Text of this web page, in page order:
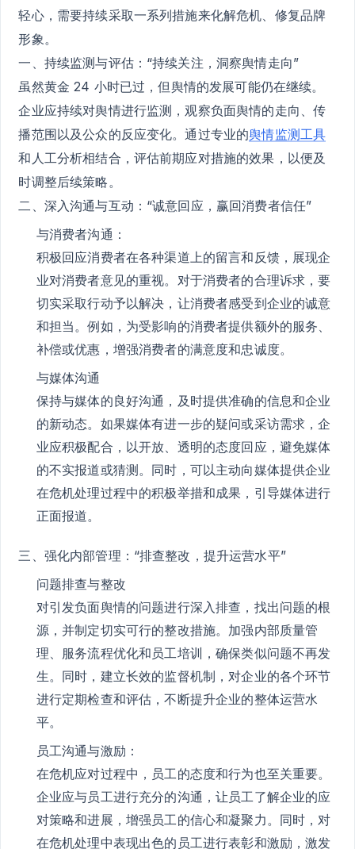
轻心，需要持续采取一系列措施来化解危机、修复品牌
形象。
一、持续监测与评估：“持续关注，洞察舆情走向”
虽然黄金 24 小时已过，但舆情的发展可能仍在继续。
企业应持续对舆情进行监测，观察负面舆情的走向、传
播范围以及公众的反应变化。通过专业的舆情监测工具
和人工分析相结合，评估前期应对措施的效果，以便及
时调整后续策略。
二、深入沟通与互动：“诚意回应，赢回消费者信任”
与消费者沟通：
积极回应消费者在各种渠道上的留言和反馈，展现企
业对消费者意见的重视。对于消费者的合理诉求，要
切实采取行动予以解决，让消费者感受到企业的诚意
和担当。例如，为受影响的消费者提供额外的服务、
补偿或优惠，增强消费者的满意度和忠诚度。
与媒体沟通
保持与媒体的良好沟通，及时提供准确的信息和企业
的新动态。如果媒体有进一步的疑问或采访需求，企
业应积极配合，以开放、透明的态度回应，避免媒体
的不实报道或猜测。同时，可以主动向媒体提供企业
在危机处理过程中的积极举措和成果，引导媒体进行
正面报道。
三、强化内部管理：“排查整改，提升运营水平”
问题排查与整改
对引发负面舆情的问题进行深入排查，找出问题的根
源，并制定切实可行的整改措施。加强内部质量管
理、服务流程优化和员工培训，确保类似问题不再发
生。同时，建立长效的监督机制，对企业的各个环节
进行定期检查和评估，不断提升企业的整体运营水
平。
员工沟通与激励：
在危机应对过程中，员工的态度和行为也至关重要。
企业应与员工进行充分的沟通，让员工了解企业的应
对策略和进展，增强员工的信心和凝聚力。同时，对
在危机处理中表现出色的员工进行表彰和激励，激发